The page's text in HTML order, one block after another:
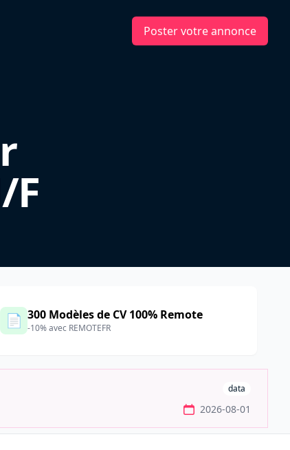
Poster votre annonce
F
📄 300 Modèles de CV 100% Remote
-10% avec REMOTEFR
data
2026-08-01